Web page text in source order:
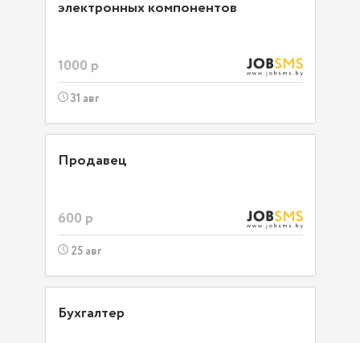
электронных компонентов
1000 р
31 авг
Продавец
600 р
25 авг
Бухгалтер